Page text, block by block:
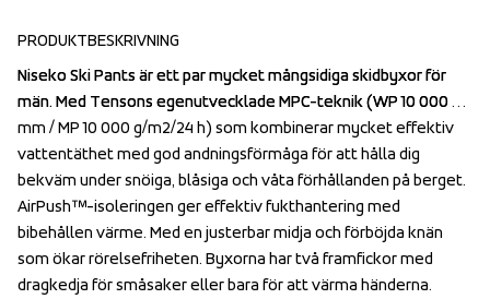
PRODUKTBESKRIVNING
Niseko Ski Pants är ett par mycket mångsidiga skidbyxor för
män. Med Tensons egenutvecklade MPC-teknik (WP 10 000
mm / MP 10 000 g/m2/24 h) som kombinerar mycket effektiv
vattentäthet med god andningsförmåga för att hålla dig
bekväm under snöiga, blåsiga och våta förhållanden på berget.
AirPush™-isoleringen ger effektiv fukthantering med
bibehållen värme. Med en justerbar midja och förböjda knän
som ökar rörelsefriheten. Byxorna har två framfickor med
dragkedja för småsaker eller bara för att värma händerna.
Niseko Ski Pants är ett par mycket mångsidiga skidbyxor för
män. Med Tensons egenutvecklade MPC-teknik (WP 10 000
mm / MP 10 000 g/m2/24 h) som kombinerar mycket effektiv
vattentäthet med god andningsförmåga för att hålla dig
bekväm under snöiga, blåsiga och våta förhållanden på berget.
AirPush™-isoleringen ger effektiv fukthantering med
bibehållen värme. Med en justerbar midja och förböjda knän
som ökar rörelsefriheten. Byxorna har två framfickor med
dragkedja för småsaker eller bara för att värma händerna.